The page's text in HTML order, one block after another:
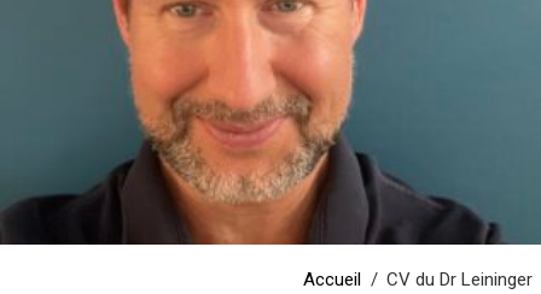
Accueil CV du Dr Leininger